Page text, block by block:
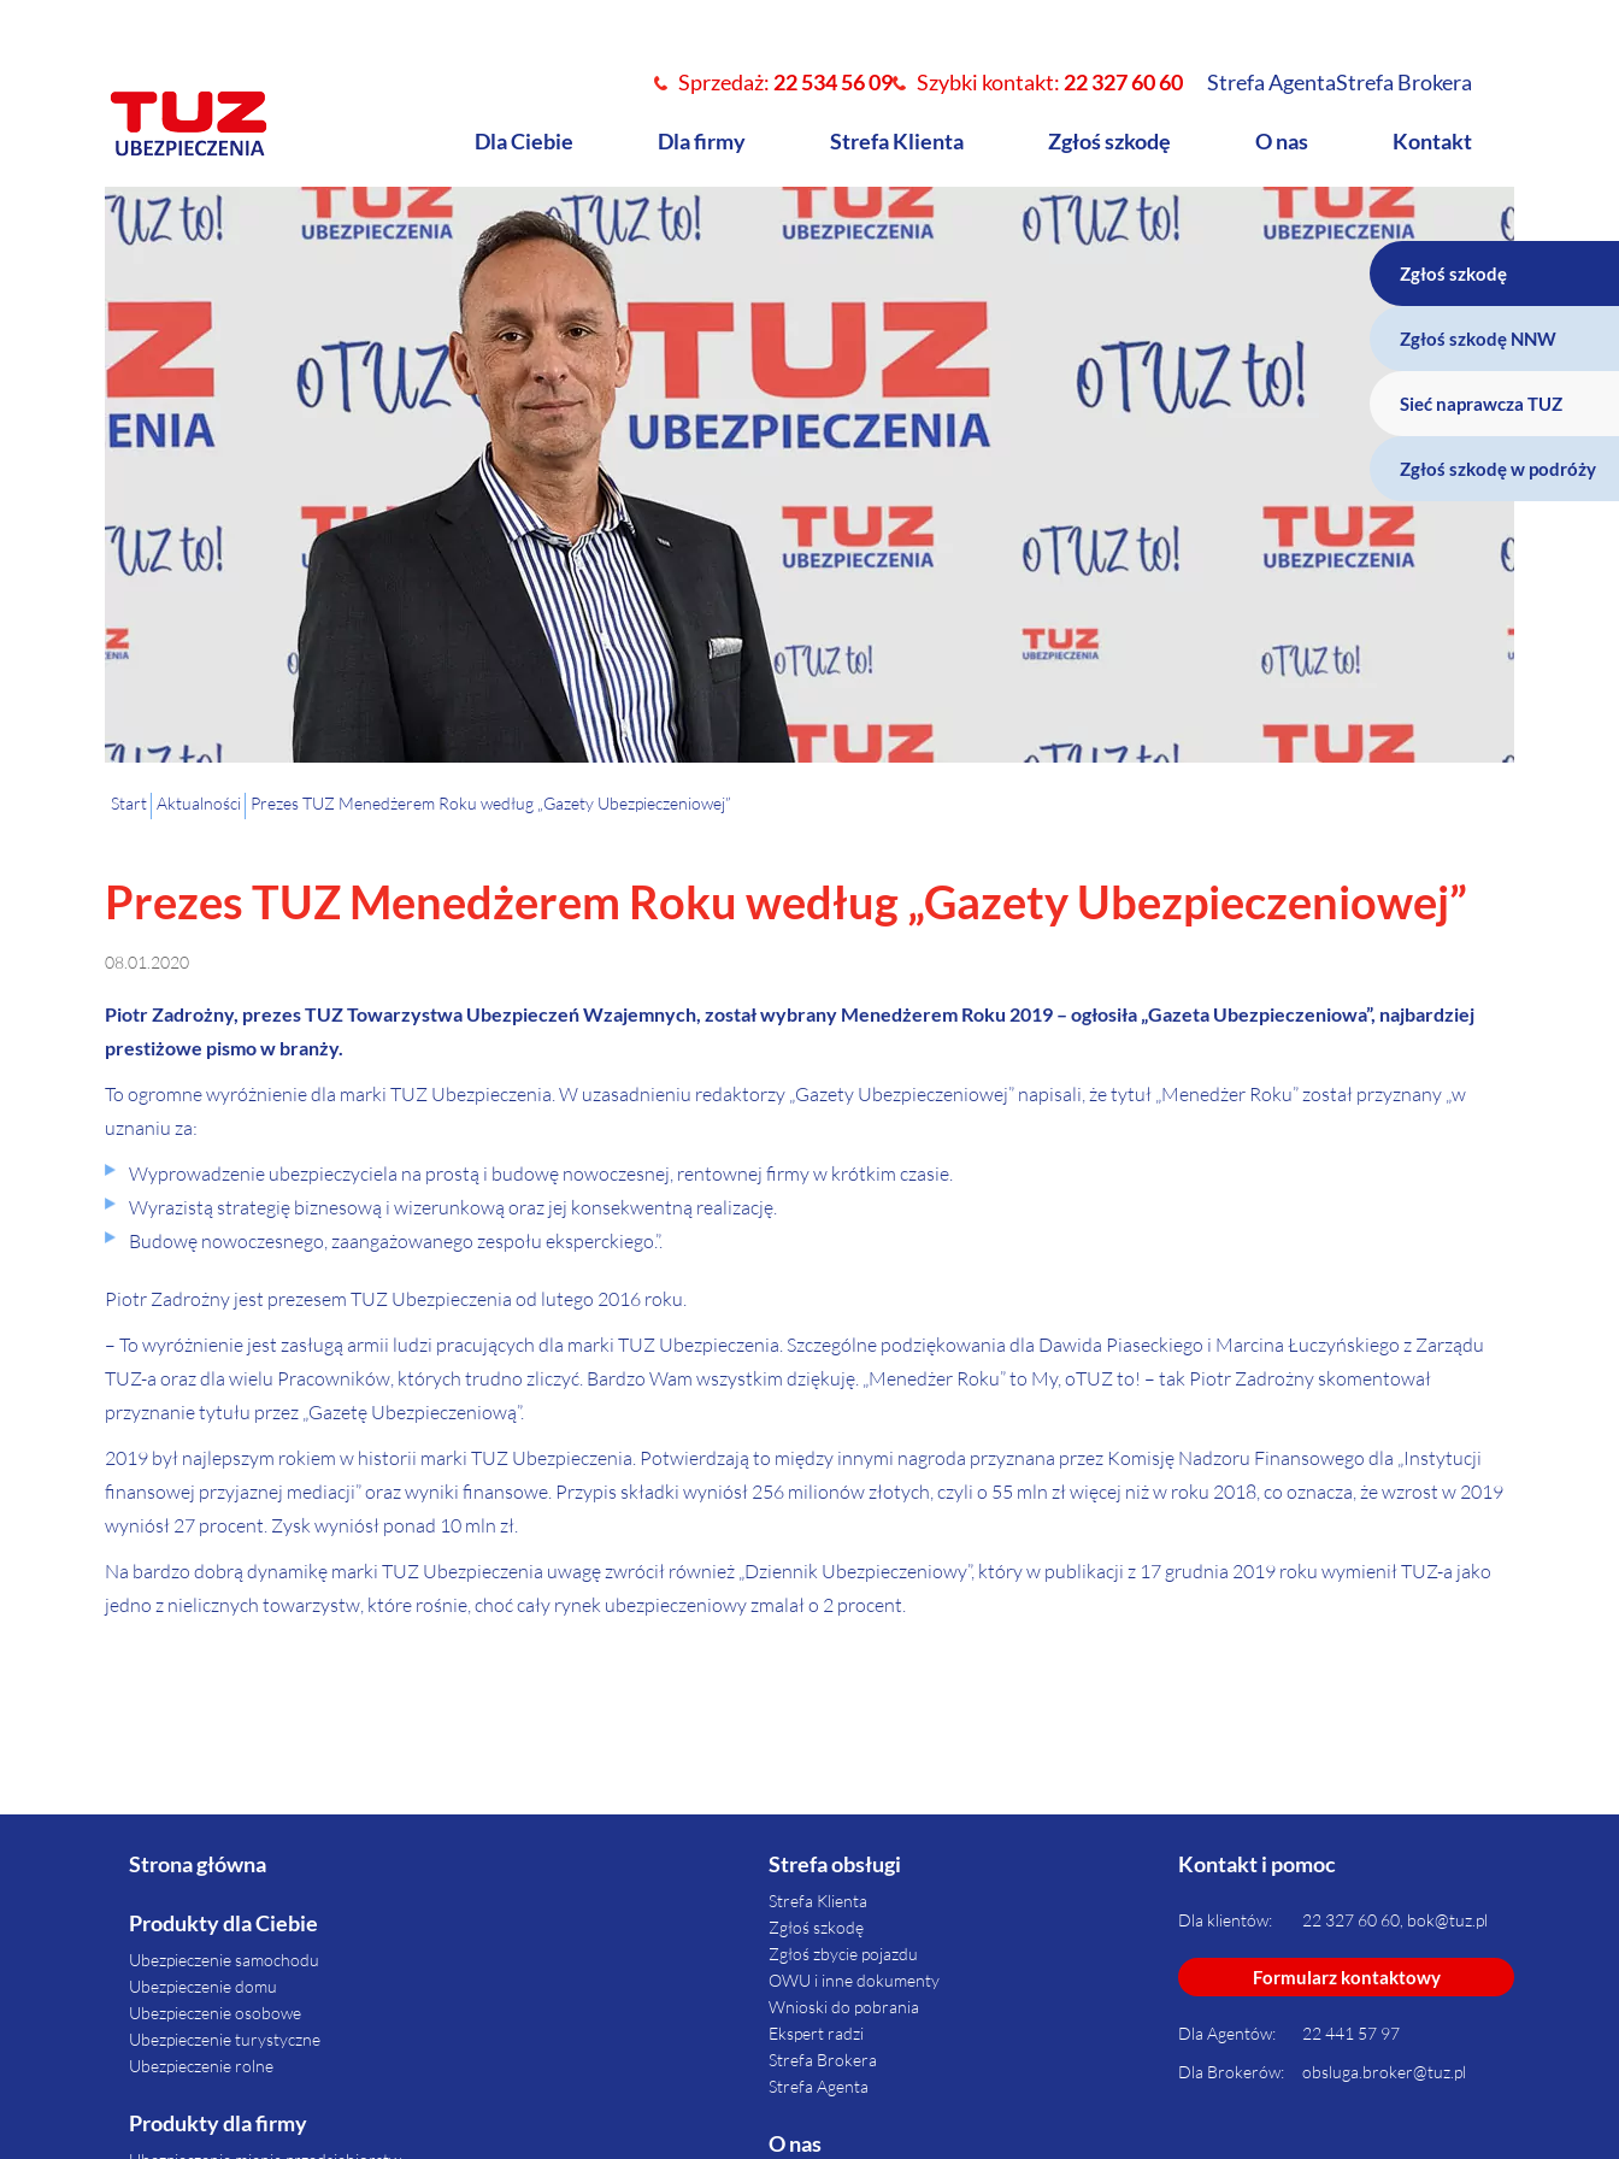
Sprzedaż: 22 534 56 09 Szybki kontakt: 22 327 60 60 Strefa AgentaStrefa Brokera
Dla Ciebie Dla firmy Strefa Klienta Zgłoś szkodę O nas Kontakt
Zgłoś szkodę
Zgłoś szkodę NNW
Sieć naprawcza TUZ
Zgłoś szkodę w podróży
Start Aktualności Prezes TUZ Menedżerem Roku według „Gazety Ubezpieczeniowej”
Prezes TUZ Menedżerem Roku według „Gazety Ubezpieczeniowej”
08.01.2020
Piotr Zadrożny, prezes TUZ Towarzystwa Ubezpieczeń Wzajemnych, został wybrany Menedżerem Roku 2019 – ogłosiła „Gazeta Ubezpieczeniowa”, najbardziej
prestiżowe pismo w branży.
To ogromne wyróżnienie dla marki TUZ Ubezpieczenia. W uzasadnieniu redaktorzy „Gazety Ubezpieczeniowej” napisali, że tytuł „Menedżer Roku” został przyznany „w
uznaniu za:
Wyprowadzenie ubezpieczyciela na prostą i budowę nowoczesnej, rentownej firmy w krótkim czasie.
Wyrazistą strategię biznesową i wizerunkową oraz jej konsekwentną realizację.
Budowę nowoczesnego, zaangażowanego zespołu eksperckiego.”.
Piotr Zadrożny jest prezesem TUZ Ubezpieczenia od lutego 2016 roku.
– To wyróżnienie jest zasługą armii ludzi pracujących dla marki TUZ Ubezpieczenia. Szczególne podziękowania dla Dawida Piaseckiego i Marcina Łuczyńskiego z Zarządu
TUZ-a oraz dla wielu Pracowników, których trudno zliczyć. Bardzo Wam wszystkim dziękuję. „Menedżer Roku” to My, oTUZ to! – tak Piotr Zadrożny skomentował
przyznanie tytułu przez „Gazetę Ubezpieczeniową”.
2019 był najlepszym rokiem w historii marki TUZ Ubezpieczenia. Potwierdzają to między innymi nagroda przyznana przez Komisję Nadzoru Finansowego dla „Instytucji
finansowej przyjaznej mediacji” oraz wyniki finansowe. Przypis składki wyniósł 256 milionów złotych, czyli o 55 mln zł więcej niż w roku 2018, co oznacza, że wzrost w 2019
wyniósł 27 procent. Zysk wyniósł ponad 10 mln zł.
Na bardzo dobrą dynamikę marki TUZ Ubezpieczenia uwagę zwrócił również „Dziennik Ubezpieczeniowy”, który w publikacji z 17 grudnia 2019 roku wymienił TUZ-a jako
jedno z nielicznych towarzystw, które rośnie, choć cały rynek ubezpieczeniowy zmalał o 2 procent.
Strona główna
Produkty dla Ciebie
Ubezpieczenie samochodu
Ubezpieczenie domu
Ubezpieczenie osobowe
Ubezpieczenie turystyczne
Ubezpieczenie rolne
Produkty dla firmy
Strefa obsługi
Strefa Klienta
Zgłoś szkodę
Zgłoś zbycie pojazdu
OWU i inne dokumenty
Wnioski do pobrania
Ekspert radzi
Strefa Brokera
Strefa Agenta
O nas
Kontakt i pomoc
Dla klientów: 22 327 60 60, bok@tuz.pl
Formularz kontaktowy
Dla Agentów:
22 441 57 97
Dla Brokerów:
obsluga.broker@tuz.pl